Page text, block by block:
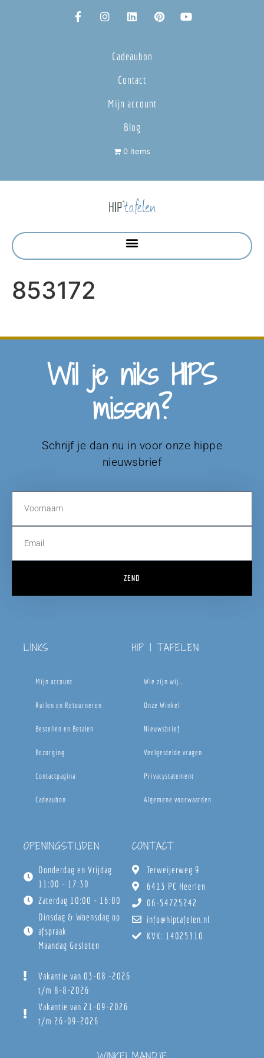
Cadeaubon
Contact
Mijn account
Blog
0 items
853172
Wil je niks HIPS
missen?
Schrijf je dan nu in voor onze hippe
nieuwsbrief
ZEND
LINKS
Mijn account
Ruilen en Retourneren
Bestellen en Betalen
Bezorging
Contactpagina
Cadeaubon
HIP | TAFELEN
Wie zijn wij…
Onze Winkel
Nieuwsbrief
Veelgestelde vragen
Privacystatement
Algemene voorwaarden
OPENINGSTIJDEN
Donderdag en Vrijdag
11:00 - 17:30
Zaterdag 10:00 - 16:00
Dinsdag & Woensdag op
afspraak
Maandag Gesloten
Vakantie van 03-08 -2026
t/m 8-8-2026
Vakantie van 21-09-2026
t/m 26-09-2026
CONTACT
Terweijerweg 9
6413 PC Heerlen
06-54725242
info@hiptafelen.nl
KVK: 14025310